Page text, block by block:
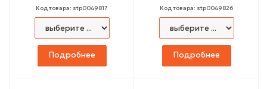
Код товара: stp0049817
Подробнее
Код товара: stp0049826
Подробнее